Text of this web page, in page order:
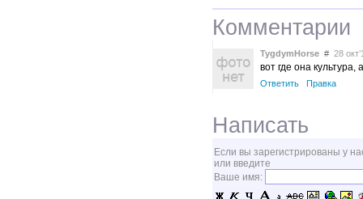
Комментарии
TygdymHorse # 28
вот где она культура,
Ответить Правка
Написать
Если вы зарегистрированы у
или введите
Ваше имя: